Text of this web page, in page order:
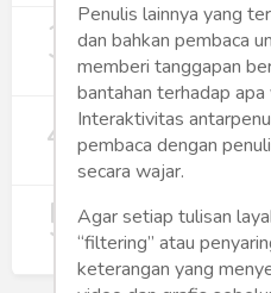
3 Digitalisasi
Peluang
257
4 Rumah Subsidi
Wujudkan
5 Koperasi Merah
Perluas
217
Penulis lainnya yang
dan bahkan pembaca
memberi tanggapan
bantahan terhadap
Interaktivitas
pembaca dengan
secara wajar.
Agar setiap tulisan
“filtering” atau
keterangan yang